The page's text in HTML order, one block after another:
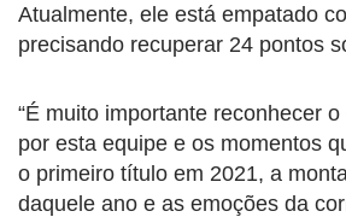
Atualmente, ele está empatado
precisando recuperar 24 pontos
“É muito importante reconhecer
por esta equipe e os momentos
o primeiro título em 2021, a
daquele ano e as emoções da